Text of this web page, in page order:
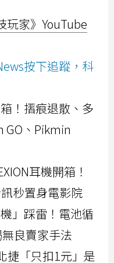
玩家》YouTube
按下追蹤，科
！摺痕退散、多
GO、Pikmin
耳機開箱！
秒置身電影院
」踩雷！電池循
良賣家手法
捷「只扣1元」是